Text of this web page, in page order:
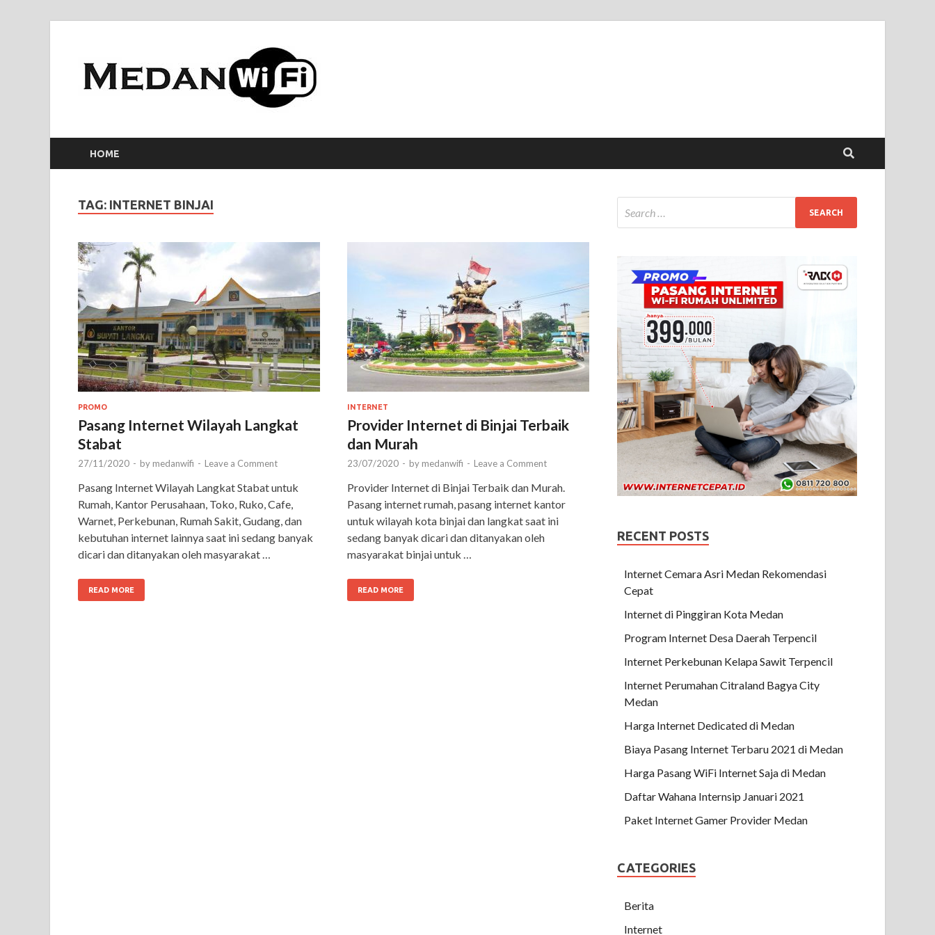
HOME
TAG: INTERNET BINJAI
PROMO
Pasang Internet Wilayah Langkat
Stabat
27/11/2020 - by medanwifi - Leave a Comment
Pasang Internet Wilayah Langkat Stabat untuk
Rumah, Kantor Perusahaan, Toko, Ruko, Cafe,
Warnet, Perkebunan, Rumah Sakit, Gudang, dan
kebutuhan internet lainnya saat ini sedang banyak
dicari dan ditanyakan oleh masyarakat …
READ MORE
INTERNET
Provider Internet di Binjai Terbaik
dan Murah
23/07/2020 - by medanwifi - Leave a Comment
Provider Internet di Binjai Terbaik dan Murah.
Pasang internet rumah, pasang internet kantor
untuk wilayah kota binjai dan langkat saat ini
sedang banyak dicari dan ditanyakan oleh
masyarakat binjai untuk …
READ MORE
RECENT POSTS
Internet Cemara Asri Medan Rekomendasi
Cepat
Internet di Pinggiran Kota Medan
Program Internet Desa Daerah Terpencil
Internet Perkebunan Kelapa Sawit Terpencil
Internet Perumahan Citraland Bagya City
Medan
Harga Internet Dedicated di Medan
Biaya Pasang Internet Terbaru 2021 di Medan
Harga Pasang WiFi Internet Saja di Medan
Daftar Wahana Internsip Januari 2021
Paket Internet Gamer Provider Medan
CATEGORIES
Berita
Internet